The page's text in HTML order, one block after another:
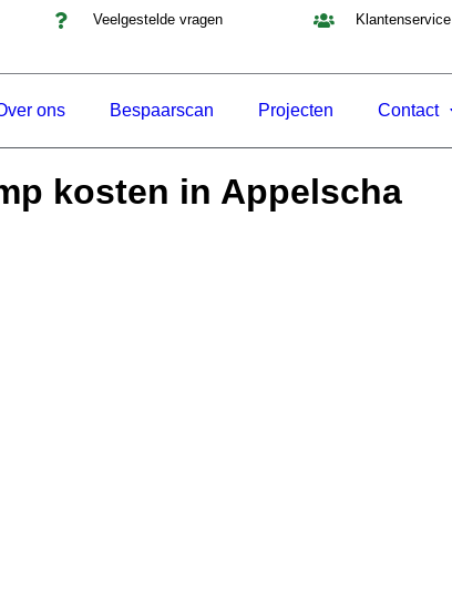
Veelgestelde vragen Klantenservice
ons Bespaarscan Projecten Contact
kosten in Appelscha